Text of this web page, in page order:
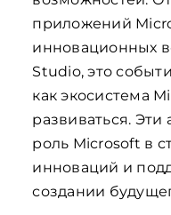
приложений
инновационных
Studio, это
как экосистема
развиваться.
роль Microsoft в
инноваций и
создании